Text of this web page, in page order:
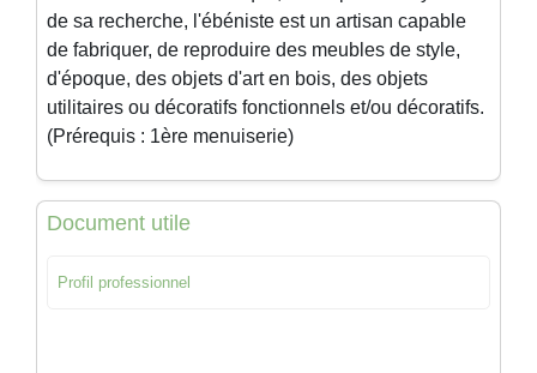
de sa recherche, l'ébéniste est un artisan capable
de fabriquer, de reproduire des meubles de style,
d'époque, des objets d'art en bois, des objets
utilitaires ou décoratifs fonctionnels et/ou décoratifs.
(Prérequis : 1ère menuiserie)
Document utile
Profil professionnel